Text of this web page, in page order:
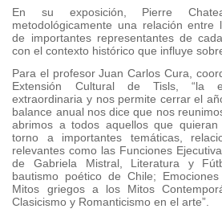
En su exposición, Pierre
metodológicamente una relación entre
de importantes representantes de
con el contexto histórico que influye
Para el profesor Juan Carlos Cura,
Extensión Cultural de Tisls, “la
extraordinaria y nos permite cerrar el
balance anual nos dice que nos
abrimos a todos aquellos que
torno a importantes temáticas,
relevantes como las Funciones
de Gabriela Mistral, Literatura y
bautismo poético de Chile;
Mitos griegos a los Mitos
Clasicismo y Romanticismo en el arte”.